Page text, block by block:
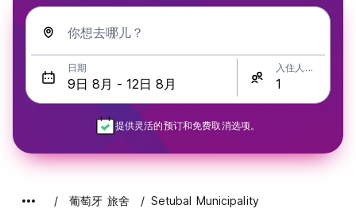
你想去哪儿？
日期 入住人数
提供灵活的预订和免费取消选项。
葡萄牙 旅舍 Setubal Municipality